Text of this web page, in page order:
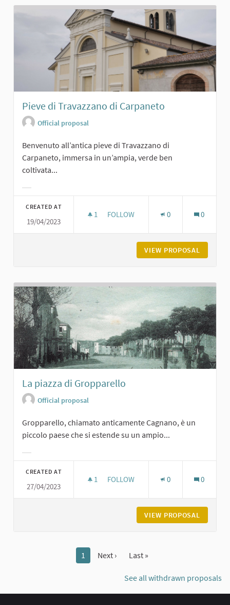
Pieve di Travazzano di Carpaneto
Official proposal
Benvenuto all’antica pieve di Travazzano di
Carpaneto, immersa in un’ampia, verde ben
coltivata...
CREATED AT
19/04/2023
1 1 FOLLOWER
FOLLOW 0 0
VIEW PROPOSAL
La piazza di Gropparello
Official proposal
Gropparello, chiamato anticamente Cagnano, è un
piccolo paese che si estende su un ampio...
CREATED AT
27/04/2023
1 1 FOLLOWER
FOLLOW 0 0
VIEW PROPOSAL
1 Next › Last »
See all withdrawn proposals